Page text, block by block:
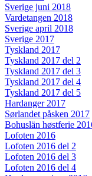
Sverige juni 2018
Vardetangen 2018
Sverige april 2018
Sverige 2017
Tyskland 2017
Tyskland 2017 del 2
Tyskland 2017 del 3
Tyskland 2017 del 4
Tyskland 2017 del 5
Hardanger 2017
Sørlandet påsken 2017
Bohuslän høstferie
Lofoten 2016
Lofoten 2016 del 2
Lofoten 2016 del 3
Lofoten 2016 del 4